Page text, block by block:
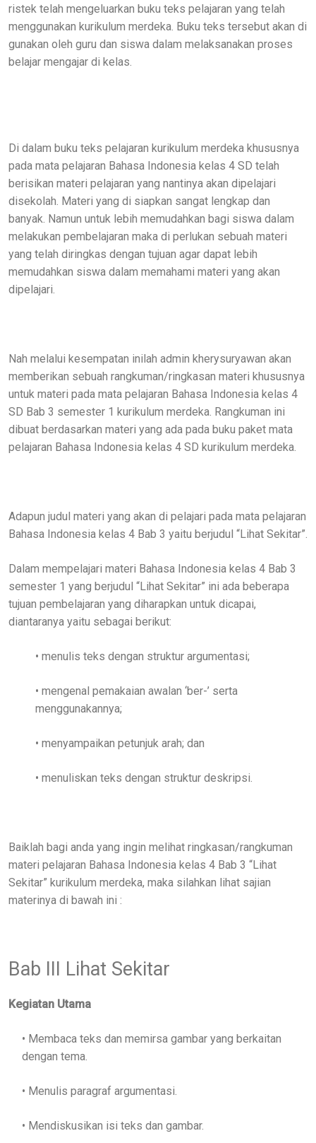
ristek telah mengeluarkan buku teks pelajaran yang telah
menggunakan kurikulum merdeka. Buku teks tersebut akan di
gunakan oleh guru dan siswa dalam melaksanakan proses
belajar mengajar di kelas.
Di dalam buku teks pelajaran kurikulum merdeka khususnya
pada mata pelajaran Bahasa Indonesia kelas 4 SD telah
berisikan materi pelajaran yang nantinya akan dipelajari
disekolah. Materi yang di siapkan sangat lengkap dan
banyak. Namun untuk lebih memudahkan bagi siswa dalam
melakukan pembelajaran maka di perlukan sebuah materi
yang telah diringkas dengan tujuan agar dapat lebih
memudahkan siswa dalam memahami materi yang akan
dipelajari.
Nah melalui kesempatan inilah admin kherysuryawan akan
memberikan sebuah rangkuman/ringkasan materi khususnya
untuk materi pada mata pelajaran Bahasa Indonesia kelas 4
SD Bab 3 semester 1 kurikulum merdeka. Rangkuman ini
dibuat berdasarkan materi yang ada pada buku paket mata
pelajaran Bahasa Indonesia kelas 4 SD kurikulum merdeka.
Adapun judul materi yang akan di pelajari pada mata pelajaran
Bahasa Indonesia kelas 4 Bab 3 yaitu berjudul “Lihat Sekitar”.
Dalam mempelajari materi Bahasa Indonesia kelas 4 Bab 3
semester 1 yang berjudul “Lihat Sekitar” ini ada beberapa
tujuan pembelajaran yang diharapkan untuk dicapai,
diantaranya yaitu sebagai berikut:
• menulis teks dengan struktur argumentasi;
• mengenal pemakaian awalan ‘ber-’ serta
menggunakannya;
• menyampaikan petunjuk arah; dan
• menuliskan teks dengan struktur deskripsi.
Baiklah bagi anda yang ingin melihat ringkasan/rangkuman
materi pelajaran Bahasa Indonesia kelas 4 Bab 3 “Lihat
Sekitar” kurikulum merdeka, maka silahkan lihat sajian
materinya di bawah ini :
Bab III Lihat Sekitar
Kegiatan Utama
• Membaca teks dan memirsa gambar yang berkaitan
dengan tema.
• Menulis paragraf argumentasi.
• Mendiskusikan isi teks dan gambar.